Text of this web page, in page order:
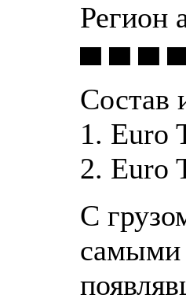
Регион
▀ ▀ ▀
Состав
1. Euro
2. Euro
С